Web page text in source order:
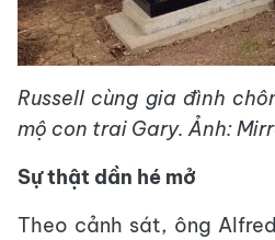
Russell cùng gia đình
mộ con trai Gary. Ảnh:
Sự thật dần hé mở
Theo cảnh sát, ông